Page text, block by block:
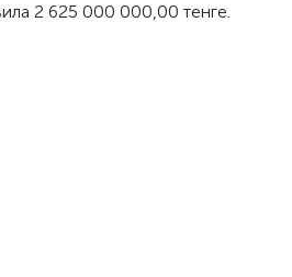
2 625 000 000,00 тенге.